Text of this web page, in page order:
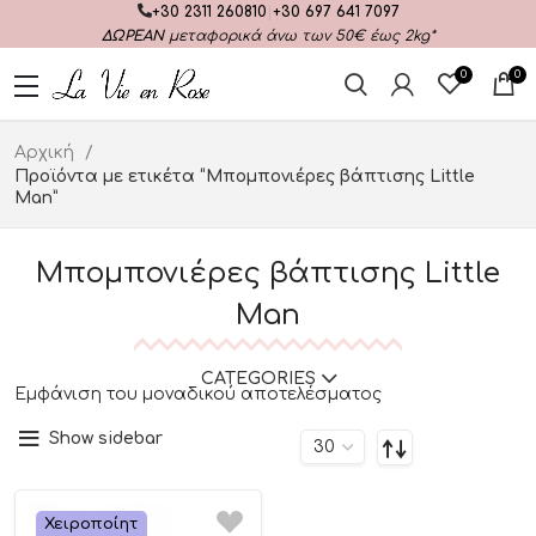
+30 2311 260810 +30 697 641 7097
ΔΩΡΕΑΝμεταφορικά άνω των 50€ έως 2kg*
0 0
Αρχική
Προϊόντα με ετικέτα “Μπομπονιέρες βάπτισης Little
Man”
Μπομπονιέρες βάπτισης Little
Man
CATEGORIES
Εμφάνιση του μοναδικού αποτελέσματος
Show sidebar
Χειροποίητ